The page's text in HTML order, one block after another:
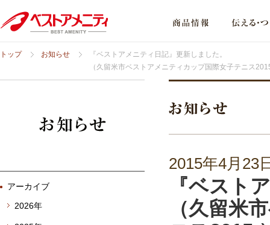
トップ お知らせ
『ベストアメニティ日記』更新しました。
（久留米市ベストアメニティカップ国際女子テニス
2015年4月23
『ベスト
（久留米
アーカイブ
2026年